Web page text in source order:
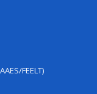
FEELT)